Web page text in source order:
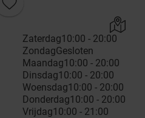
Zaterdag10:00 - 20:00
ZondagGesloten
Maandag10:00 - 20:00
Dinsdag10:00 - 20:00
Woensdag10:00 - 20:00
Donderdag10:00 - 20:00
Vrijdag10:00 - 21:00